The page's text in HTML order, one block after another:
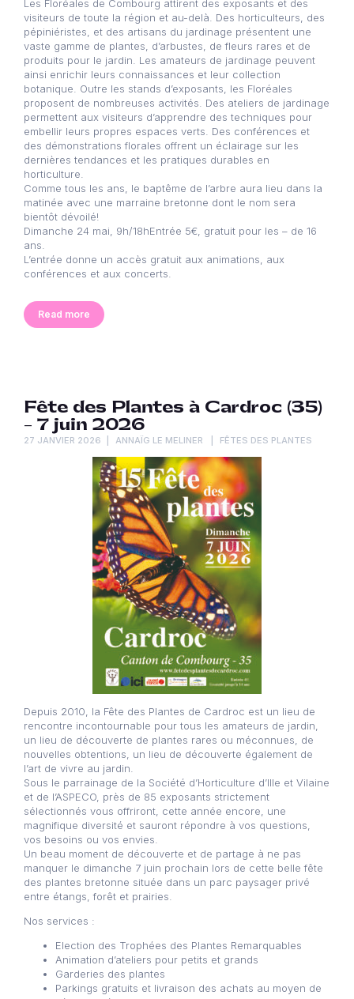
Les Floréales de Combourg attirent des exposants et des
visiteurs de toute la région et au-delà. Des horticulteurs, des
pépiniéristes, et des artisans du jardinage présentent une
vaste gamme de plantes, d’arbustes, de fleurs rares et de
produits pour le jardin. Les amateurs de jardinage peuvent
ainsi enrichir leurs connaissances et leur collection
botanique. Outre les stands d’exposants, les Floréales
proposent de nombreuses activités. Des ateliers de jardinage
permettent aux visiteurs d’apprendre des techniques pour
embellir leurs propres espaces verts. Des conférences et
des démonstrations florales offrent un éclairage sur les
dernières tendances et les pratiques durables en
horticulture.
Comme tous les ans, le baptême de l’arbre aura lieu dans la
matinée avec une marraine bretonne dont le nom sera
bientôt dévoilé!
Dimanche 24 mai, 9h/18hEntrée 5€, gratuit pour les – de 16
ans.
L’entrée donne un accès gratuit aux animations, aux
conférences et aux concerts.
Read more
Fête des Plantes à Cardroc (35)
– 7 juin 2026
27 JANVIER 2026 ANNAÏG LE MELINER FÊTES DES PLANTES
Depuis 2010, la Fête des Plantes de Cardroc est un lieu de
rencontre incontournable pour tous les amateurs de jardin,
un lieu de découverte de plantes rares ou méconnues, de
nouvelles obtentions, un lieu de découverte également de
l’art de vivre au jardin.
Sous le parrainage de la Société d’Horticulture d’Ille et Vilaine
et de l’ASPECO, près de 85 exposants strictement
sélectionnés vous offriront, cette année encore, une
magnifique diversité et sauront répondre à vos questions,
vos besoins ou vos envies.
Un beau moment de découverte et de partage à ne pas
manquer le dimanche 7 juin prochain lors de cette belle fête
des plantes bretonne située dans un parc paysager privé
entre étangs, forêt et prairies.
Nos services :
Election des Trophées des Plantes Remarquables
Animation d’ateliers pour petits et grands
Garderies des plantes
Parkings gratuits et livraison des achats au moyen de